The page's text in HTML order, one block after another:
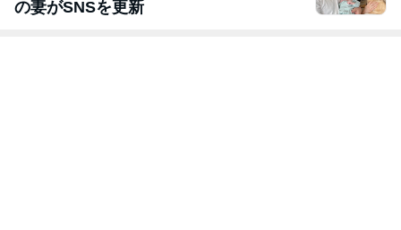
の妻がSNSを更新